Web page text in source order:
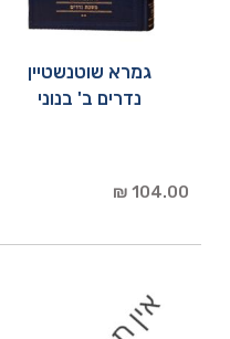
גמרא שוטנשטיין
נדרים ב' בנוני
104.00 ₪